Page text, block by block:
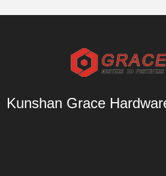
Kunshan Grace